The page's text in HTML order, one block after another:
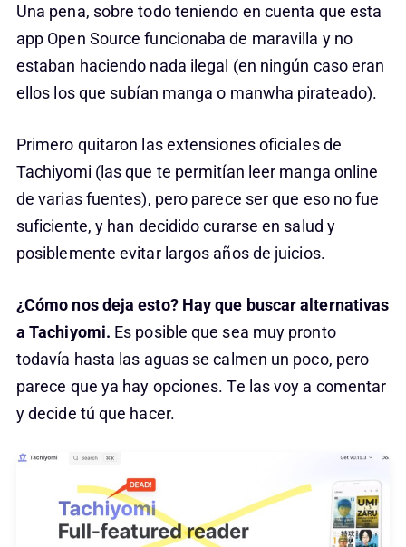
Una pena, sobre todo teniendo en cuenta que esta
app Open Source funcionaba de maravilla y no
estaban haciendo nada ilegal (en ningún caso eran
ellos los que subían manga o manwha pirateado).
Primero quitaron las extensiones oficiales de
Tachiyomi (las que te permitían leer manga online
de varias fuentes), pero parece ser que eso no fue
suficiente, y han decidido curarse en salud y
posiblemente evitar largos años de juicios.
¿Cómo nos deja esto? Hay que buscar alternativas
a Tachiyomi. Es posible que sea muy pronto
todavía hasta las aguas se calmen un poco, pero
parece que ya hay opciones. Te las voy a comentar
y decide tú que hacer.